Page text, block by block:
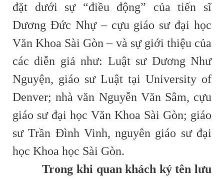
đặt dưới sự “điều động” của tiến sĩ
Dương Đức Nhự – cựu giáo sư đại học
Văn Khoa Sài Gòn – và sự giới thiệu của
các diễn giả như: Luật sư Dương Như
Nguyện, giáo sư Luật tại University of
Denver; nhà văn Nguyễn Văn Sâm, cựu
giáo sư đại học Văn Khoa Sài Gòn; giáo
sư Trần Đình Vinh, nguyên giáo sư đại
học Khoa học Sài Gòn.
Trong khi quan khách ký tên lưu